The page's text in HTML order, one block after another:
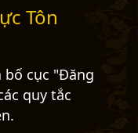
Tôn
bố cục "Đăng
quy tắc